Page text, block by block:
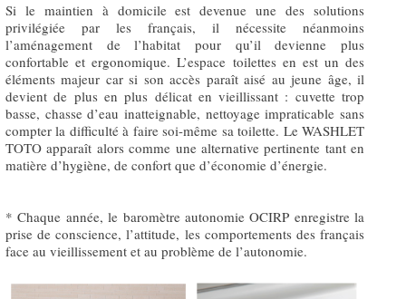
Si le maintien à domicile est devenue une des solutions
privilégiée par les français, il nécessite néanmoins
l’aménagement de l’habitat pour qu’il devienne plus
confortable et ergonomique. L’espace toilettes en est un des
éléments majeur car si son accès paraît aisé au jeune âge, il
devient de plus en plus délicat en vieillissant : cuvette trop
basse, chasse d’eau inatteignable, nettoyage impraticable sans
compter la difficulté à faire soi-même sa toilette. Le WASHLET
TOTO apparaît alors comme une alternative pertinente tant en
matière d’hygiène, de confort que d’économie d’énergie.
* Chaque année, le baromètre autonomie OCIRP enregistre la
prise de conscience, l’attitude, les comportements des français
face au vieillissement et au problème de l’autonomie.